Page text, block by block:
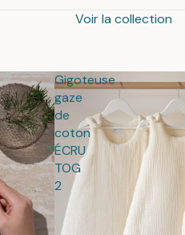
Voir la collection
Gigoteuse
gaze
de
coton
ÉCRU
TOG
2